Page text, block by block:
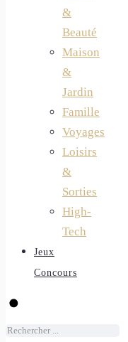
&
Beauté
Maison
&
Jardin
Famille
Voyages
Loisirs
&
Sorties
High-
Tech
Jeux
Concours